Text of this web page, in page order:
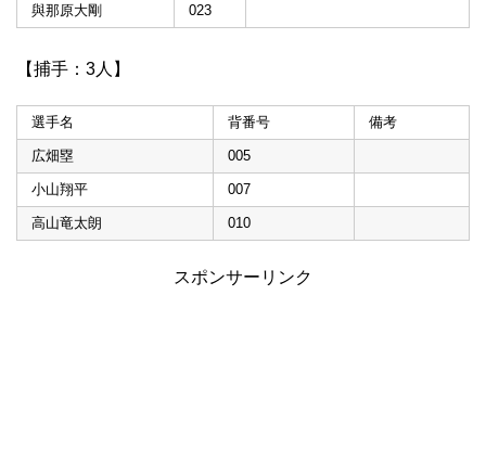
與那原大剛 023
【捕手：3人】
選手名 背番号 備考
広畑塁 005
小山翔平 007
高山竜太朗 010
スポンサーリンク